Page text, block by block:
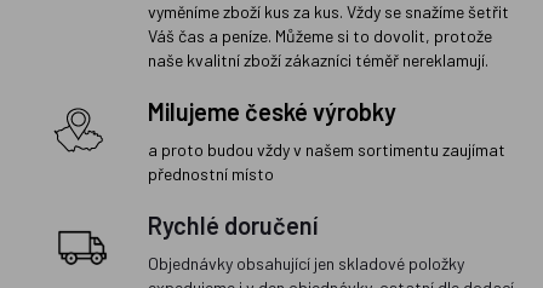
vyměníme zboží kus za kus. Vždy se snažíme šetřit
Váš čas a peníze. Můžeme si to dovolit, protože
naše kvalitní zboží zákazníci téměř nereklamují.
Milujeme české výrobky
a proto budou vždy v našem sortimentu zaujímat
přednostní místo
Rychlé doručení
Objednávky obsahující jen skladové položky